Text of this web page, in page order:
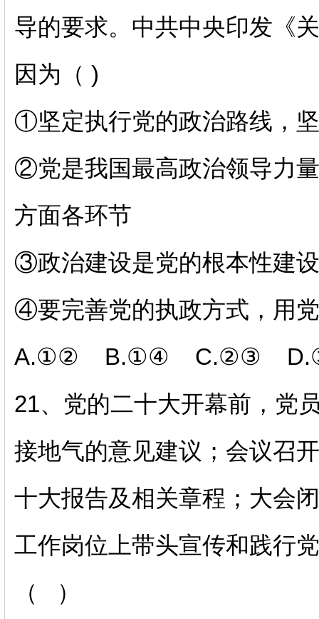
导的要求。中共中央印发《
因为（ )
①坚定执行党的政治路线，
②党是我国最高政治领导力
方面各环节
③政治建设是党的根本性建
④要完善党的执政方式，用
A.①② B.①④ C.②③
21、党的二十大开幕前，党
接地气的意见建议；会议召
十大报告及相关章程；大会
工作岗位上带头宣传和践行
（ ）